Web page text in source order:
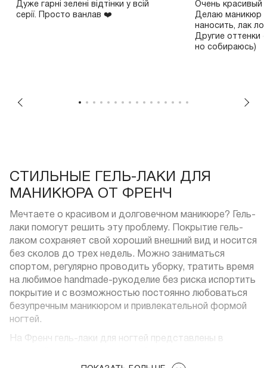
Дуже гарні зелені відтінки у всій
серії. Просто ванлав ❤️
Очень красивый
Делаю маникюр
наносить, лак
Другие оттенки
но собираюсь)
СТИЛЬНЫЕ ГЕЛЬ-ЛАКИ ДЛЯ
МАНИКЮРА ОТ ФРЕНЧ
Мечтаете о красивом и долговечном маникюре? Гель-
лаки помогут решить эту проблему. Покрытие гель-
лаком сохраняет свой хороший внешний вид и носится
без сколов до трех недель. Можно заниматься
спортом, регулярно проводить уборку, тратить время
на любимое handmade-рукоделие без риска испортить
покрытие и с возможностью постоянно любоваться
безупречным маникюром и привлекательной формой
ногтей.
На Френч гель-лаки для ногтей представлены в
гель-лак и другие материалы для маникюра